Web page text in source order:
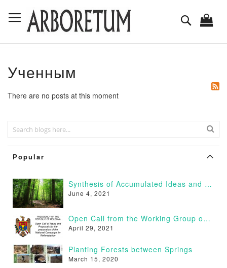
to
Content
Search
Ученным
There are no posts at this moment
Popular
Synthesis of Accumulated Ideas and Proposals
June 4, 2021
Open Call from the Working Group on Afforestation of Moldova
April 29, 2021
Planting Forests between Springs
March 15, 2020